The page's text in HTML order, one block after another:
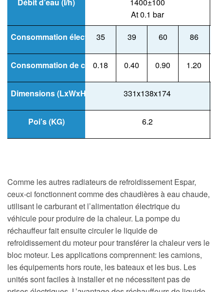
At 0.1 bar
Consommation électrique (W)
35 39 60 86
Consommation de carburant (I/h)
0.18 0.40 0.90 1.20
Dimensions (LxWxH) mm 331x138x174
Poi’s (KG) 6.2
Comme les autres radiateurs de refroidissement Espar,
ceux-ci fonctionnent comme des chaudières à eau chaude,
utilisant le carburant et l’alimentation électrique du
véhicule pour produire de la chaleur. La pompe du
réchauffeur fait ensuite circuler le liquide de
refroidissement du moteur pour transférer la chaleur vers le
bloc moteur. Les applications comprennent: les camions,
les équipements hors route, les bateaux et les bus. Les
unités sont faciles à installer et ne nécessitent pas de